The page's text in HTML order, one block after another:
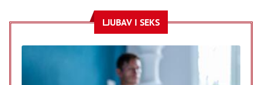
LJUBAV I SEKS